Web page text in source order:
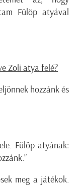
Fülöp atyával
Zoli atya felé?
hozzánk és
Fülöp atyának:
meg a játékok.